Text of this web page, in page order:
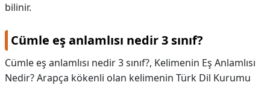
bilinir.
Cümle eş anlamlısı nedir 3 sınıf?
Cümle eş anlamlısı nedir 3 sınıf?, Kelimenin Eş Anlamlısı
Nedir? Arapça kökenli olan kelimenin Türk Dil Kurumu